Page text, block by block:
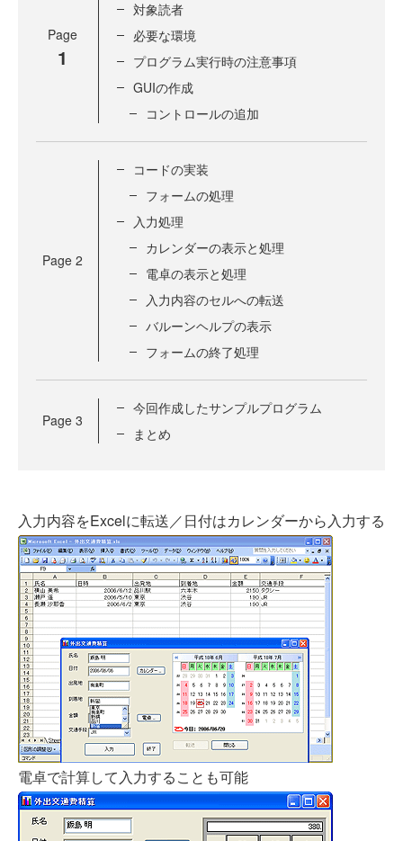
Page
1
対象読者
必要な環境
プログラム実行時の注意事項
GUIの作成
コントロールの追加
Page 2
コードの実装
フォームの処理
入力処理
カレンダーの表示と処理
電卓の表示と処理
入力内容のセルへの転送
バルーンヘルプの表示
フォームの終了処理
Page 3
今回作成したサンプルプログラム
まとめ
入力内容をExcelに転送／日付はカレンダーから入力する
電卓で計算して入力することも可能